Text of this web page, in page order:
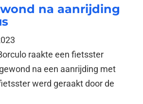
na aanrijding
raakte een fietsster
na een aanrijding met
werd geraakt door de